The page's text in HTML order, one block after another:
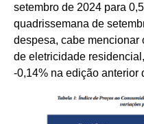
setembro de 2024 para
quadrissemana de
despesa, cabe mencionar
de eletricidade
-0,14% na edição anterior